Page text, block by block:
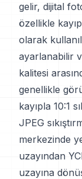
gelir, dijital
özellikle
olarak
ayarlanabilir
kalitesi
genellikle
kayıpla 10:1
JPEG
merkezinde
uzayından
uzayına